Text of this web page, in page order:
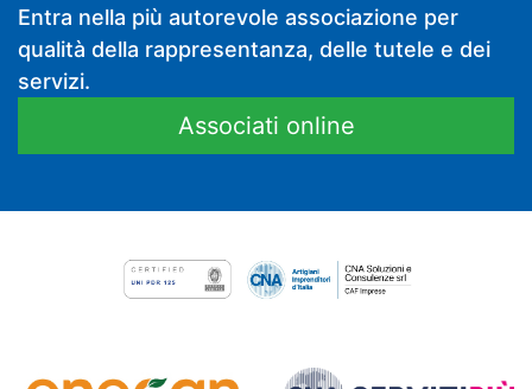
Entra nella più autorevole associazione per
qualità della rappresentanza, delle tutele e dei
servizi.
Associati online